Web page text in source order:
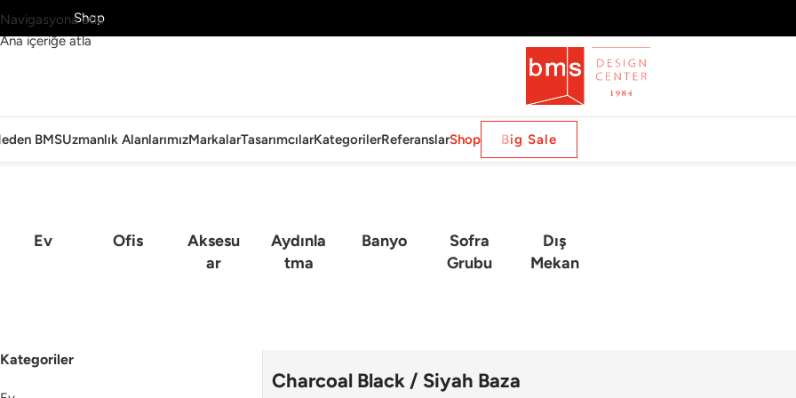
Navigasyona atla
Ana içeriğe atla
KeşfetShop
BMSUzmanlık AlanlarımızMarkalarTasarımcılarKategorilerReferanslarShop Big Sale
Ana Sayfa
Ev Ofis
Aksesu
Ar
Aydınla
Tma
Banyo
Sofra
Grubu
Dış
Mekan
Kategoriler
Charcoal Black / Siyah Baza